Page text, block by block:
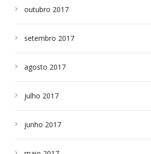
outubro 2017
setembro 2017
agosto 2017
julho 2017
junho 2017